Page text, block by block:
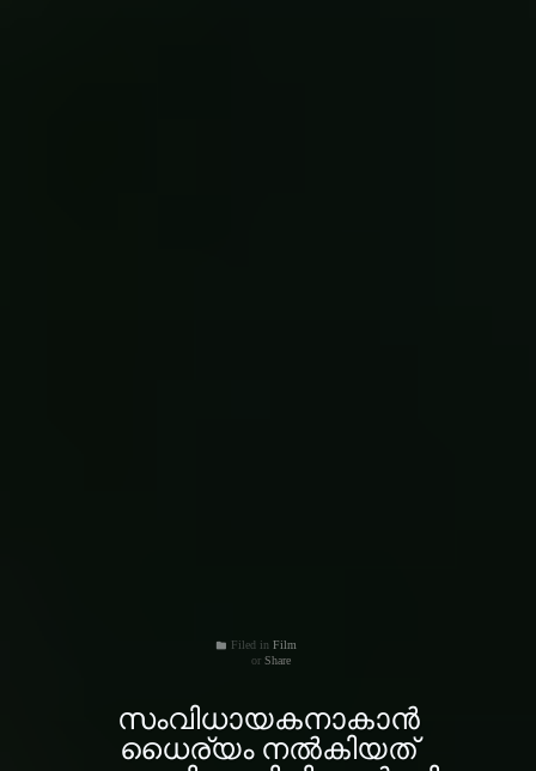
folder Filed in Film
Share
സംവിധായകനാകാന്‍
ധൈര്യം നല്‍കിയത്